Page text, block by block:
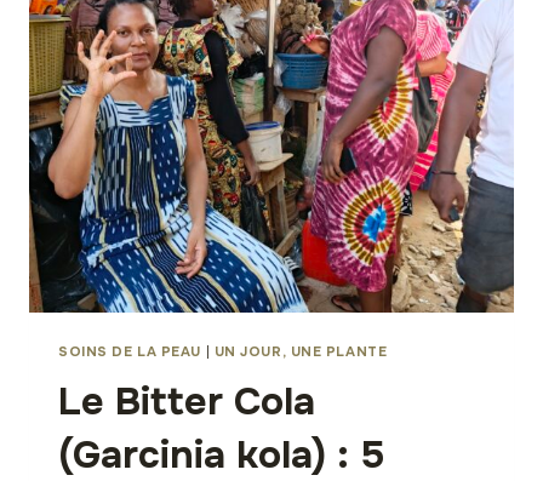
+
IDÉES
D’UTILISATIONS
SOINS DE LA PEAU | UN JOUR, UNE PLANTE
Le Bitter Cola
(Garcinia kola) : 5